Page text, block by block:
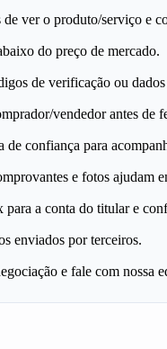
ver o produto/serviço e
do preço de mercado.
de verificação ou
vendedor antes de
de confiança para
e fotos ajudam
para a conta do titular e
enviados por terceiros.
e fale com nossa